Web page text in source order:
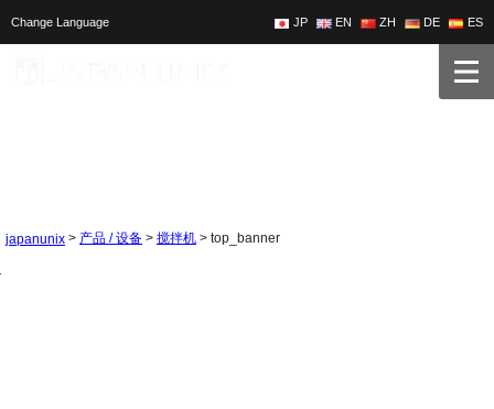
Change Language JP EN ZH DE ES
japanunix > 产品 / 设备 > 搅拌机 > top_banner